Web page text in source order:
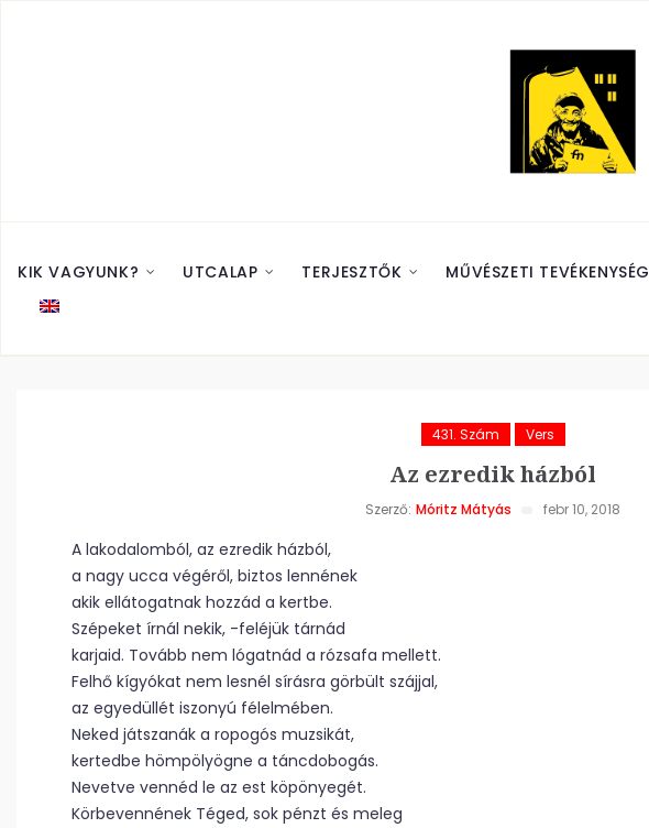
KIK VAGYUNK? UTCALAP TERJESZTŐK MŰVÉSZETI TEVÉKENYSÉG
431. Szám Vers
Az ezredik házból
Szerző: Móritz Mátyás febr 10, 2018
A lakodalomból, az ezredik házból,
a nagy ucca végéről, biztos lennének
akik ellátogatnak hozzád a kertbe.
Szépeket írnál nekik, -feléjük tárnád
karjaid. Tovább nem lógatnád a rózsafa mellett.
Felhő kígyókat nem lesnél sírásra görbült szájjal,
az egyedüllét iszonyú félelmében.
Neked játszanák a ropogós muzsikát,
kertedbe hömpölyögne a táncdobogás.
Nevetve vennéd le az est köpönyegét.
Körbevennének Téged, sok pénzt és meleg